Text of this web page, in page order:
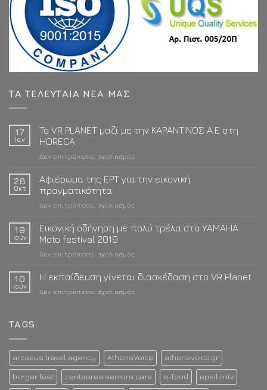
ΤΑ ΤΕΛΕΥΤΑΙΑ ΝΕΑ ΜΑΣ
17
Ιαν
To VR PLANET μαζί με την ΚΑΡΑΝΤΙΝΟΣ Α.Ε στη
HORECA
Δεν επιτρέπεται σχολιασμός
PLANET
ΚΑΡΑΝΤΙΝΟΣ
28
Οκτ
Αφιέρωμα της ΕΡΤ για την εικονική
πραγματικότητα
Δεν επιτρέπεται σχολιασμός
της
πραγματικότητα
19
Ιούν
Εικονική οδήγηση με πολύ τρέλα στο YAMAHA
Moto festival 2019
Δεν επιτρέπεται σχολιασμός
οδήγηση
2019
10
Ιούν
Η εκπαίδευση γίνεται διασκέδαση στο VR Planet
Δεν επιτρέπεται σχολιασμός
VR
Planet
TAGS
antaeus travel agency AthensVoice athensvoice.gr
burger fest centaurea seniors care e-food epsilontv